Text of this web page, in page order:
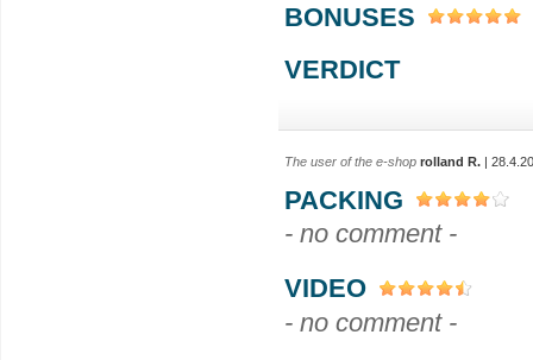
BONUSES
VERDICT
The user of the e-shop rolland R. |
PACKING
- no comment -
VIDEO
- no comment -